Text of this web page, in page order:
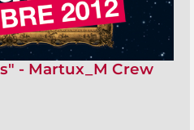
- Martux_M Crew